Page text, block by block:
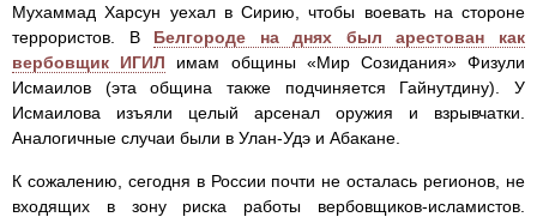
Мухаммад Харсун уехал в Сирию, чтобы воевать на стороне
террористов. В Белгороде на днях был арестован как
вербовщик ИГИЛ имам общины «Мир Созидания» Физули
Исмаилов (эта община также подчиняется Гайнутдину). У
Исмаилова изъяли целый арсенал оружия и взрывчатки.
Аналогичные случаи были в Улан-Удэ и Абакане.
К сожалению, сегодня в России почти не осталась регионов, не
входящих в зону риска работы вербовщиков-исламистов.